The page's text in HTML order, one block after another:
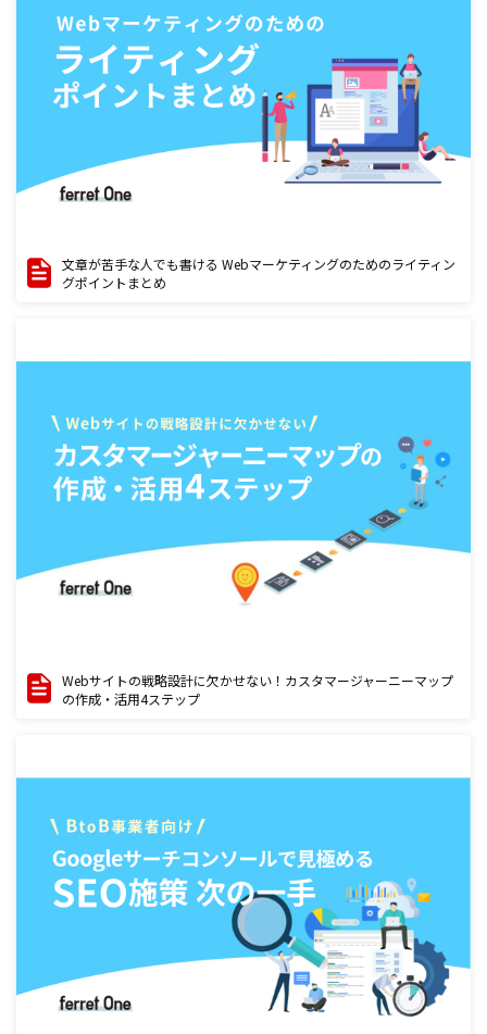
文章が苦手な人でも書ける Webマーケティングのためのライティン
グポイントまとめ
Webサイトの戦略設計に欠かせない！カスタマージャーニーマップ
の作成・活用4ステップ